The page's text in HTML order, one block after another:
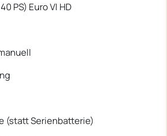
PS) Euro Vl HD
(statt Serienbatterie)